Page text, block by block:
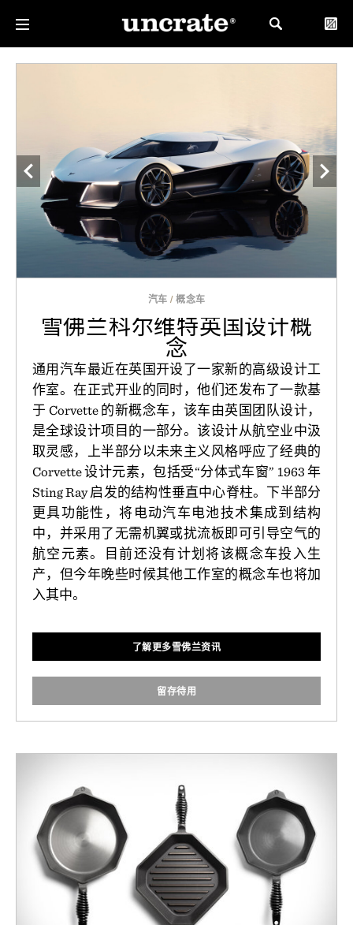
汽车 /概念车
雪佛兰科尔维特英国设计概
念
通用汽车最近在英国开设了一家新的高级设计工
作室。在正式开业的同时，他们还发布了一款基
于 Corvette 的新概念车，该车由英国团队设计，
是全球设计项目的一部分。该设计从航空业中汲
取灵感，上半部分以未来主义风格呼应了经典的
Corvette 设计元素，包括受“分体式车窗” 1963 年
Sting Ray 启发的结构性垂直中心脊柱。下半部分
更具功能性，将电动汽车电池技术集成到结构
中，并采用了无需机翼或扰流板即可引导空气的
航空元素。目前还没有计划将该概念车投入生
产，但今年晚些时候其他工作室的概念车也将加
入其中。
了解更多雪佛兰资讯
留存待用